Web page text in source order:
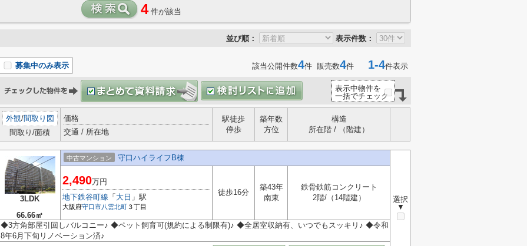
4 件が該当
並び順： 表示件数：
募集中のみ表示 該当公開件数4件 販売数4件 1-4件表示
表示中物件を
一括でチェック
外観/間取り図
間取り/面積
価格
交通 / 所在地
駅徒歩
停歩
築年数
方位
構造
所在階 / （階建）
3LDK
66.66㎡
中古マンション 守口ハイライフB棟
選択
▼
2,490万円
地下鉄谷町線 「 大日 」駅
大阪府守口市八雲北町 ３丁目
徒歩16分
築43年
南東
鉄骨鉄筋コンクリート
2階/（14階建）
◆3方角部屋引回しバルコニー♪ ◆ペット飼育可(規約による制限有)♪ ◆全居室収納有、いつでもスッキリ♪ ◆令和
8年6月下旬リノベーション済♪